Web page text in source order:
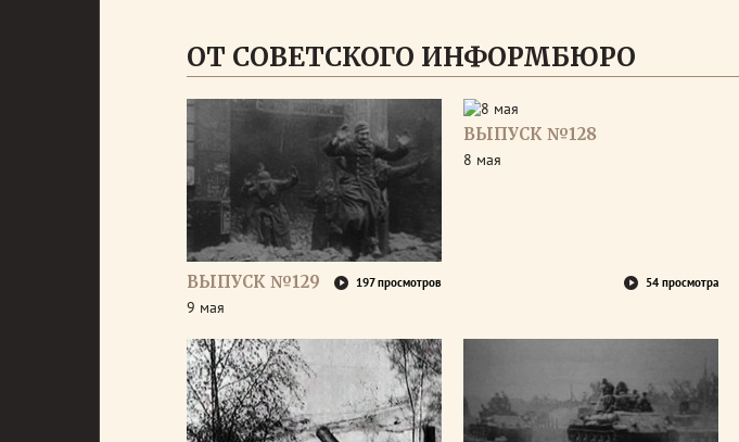
ОТ СОВЕТСКОГО ИНФОРМБЮРО
ВЫПУСК №129 197 просмотров
9 мая
ВЫПУСК №128
54 просмотра
8 мая